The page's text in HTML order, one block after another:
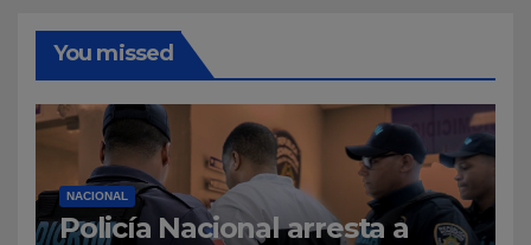
You missed
NACIONAL
Policía Nacional arresta a